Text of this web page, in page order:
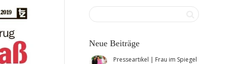
Neue Beiträge
Presseartikel | Frau im Spiegel